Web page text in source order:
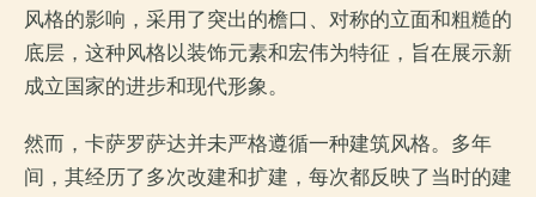
风格的影响，采用了突出的檐口、对称的立面和粗糙的
底层，这种风格以装饰元素和宏伟为特征，旨在展示新
成立国家的进步和现代形象。
然而，卡萨罗萨达并未严格遵循一种建筑风格。多年
间，其经历了多次改建和扩建，每次都反映了当时的建